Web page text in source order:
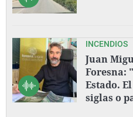
INCENDIOS
Juan
Foresna:
Estado.
siglas o